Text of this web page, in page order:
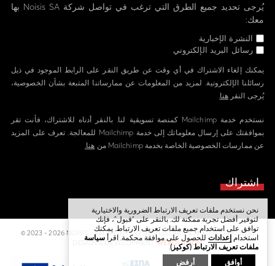
يُرجى تحديد جميع الطرق التي ترغب في تواصل شركة Noisis SA بها
معك:
النشرة الإخبارية
رسائل البريد الإلكتروني
يمكنك إلغاء الاشتراك في أي وقت عن طريق النقر على الرابط الموجود في ذيل
رسائلنا الإلكترونية. لمزيد من المعلومات عن ممارساتنا المتبعة بشأن الخصوصية،
يُرجى النقرهنا
نستخدم خدمة Mailchimp كمنصة تسويقية لنا. بالنقر أدناه للاشتراك، فأنت تقر
بموافقتك على إرسال معلوماتك إلى خدمة Mailchimp للمعالجة. تعرف على المزيد
عن ممارسات الخصوصية الخاصة بخدمة Mailchimp من
هنا.
© 2023 - 2026 NOISIS - ALL RIGHTS RESERVED | ΑΡ. Γ.Ε.ΜΗ 058224804000
DESIGN & DEVELOPMENTWEBOLUTION
نحن نستخدم ملفات تعريف الارتباط الضرورية والاختيارية
لتوفير أفضل تجربة ممكنة لك. بالنقر على "قبول"، فإنك
توافق على استخدام جميع ملفات تعريف الارتباط. يمكنك
استخدام إعدادات للحصول على موافقة محكمة. اقرأ سياسة
ملفات تعريف الارتباط (كوكيز).
أوافق
أرفض